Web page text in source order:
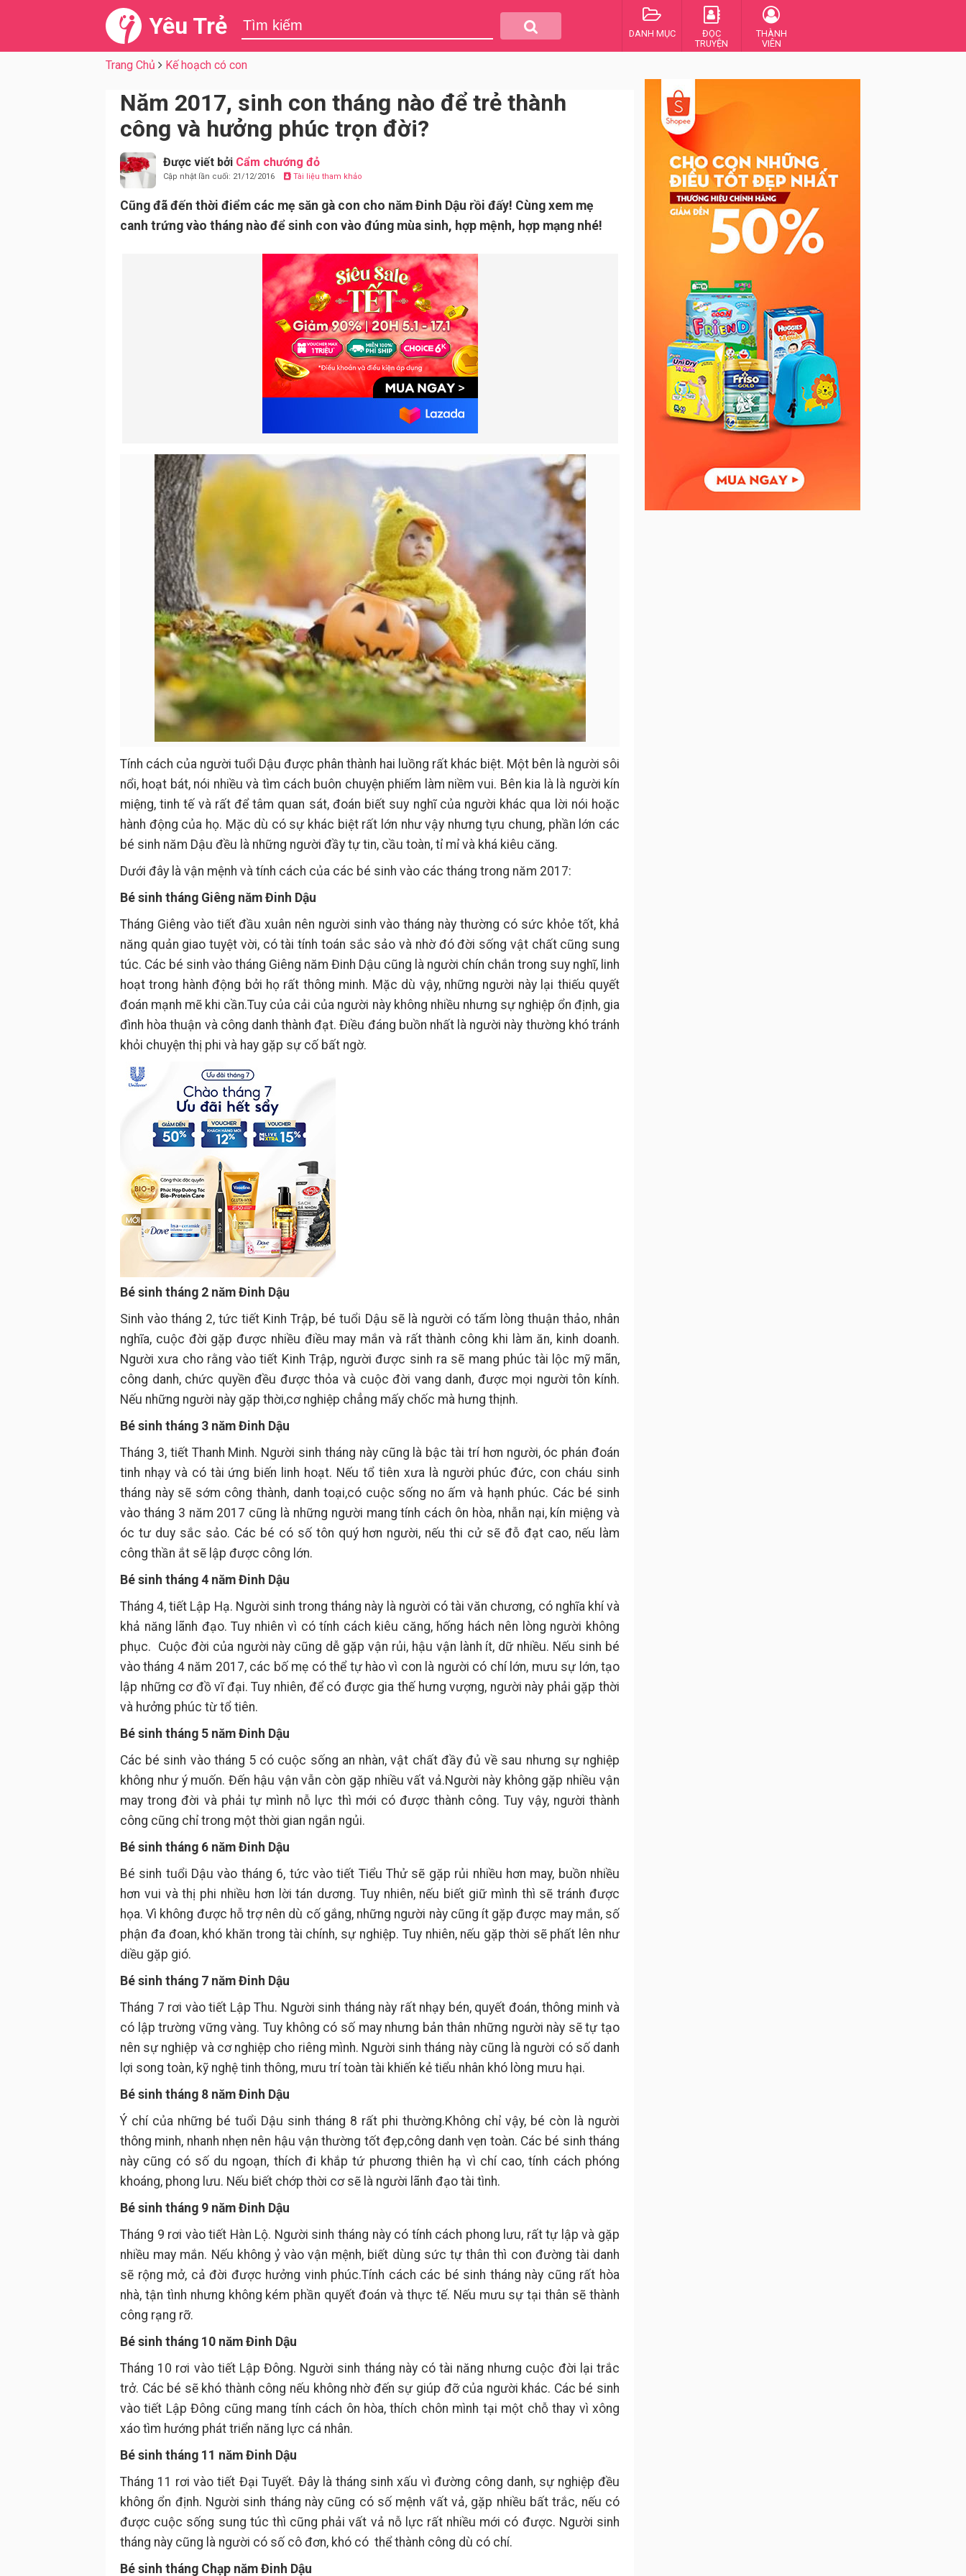
Yêu Trẻ DANH MỤC
ĐỌC
TRUYỆN
THÀNH
VIÊN
Trang Chủ Kế hoạch có con
Năm 2017, sinh con tháng nào để trẻ thành
công và hưởng phúc trọn đời?
Được viết bởi Cẩm chướng đỏ
Cập nhật lần cuối: 21/12/2016 Tài liệu tham khảo
Cũng đã đến thời điểm các mẹ săn gà con cho năm Đinh Dậu rồi đấy! Cùng xem mẹ
canh trứng vào tháng nào để sinh con vào đúng mùa sinh, hợp mệnh, hợp mạng nhé!
Tính cách của người tuổi Dậu được phân thành hai luồng rất khác biệt. Một bên là người sôi
nổi, hoạt bát, nói nhiều và tìm cách buôn chuyện phiếm làm niềm vui. Bên kia là là người kín
miệng, tinh tế và rất để tâm quan sát, đoán biết suy nghĩ của người khác qua lời nói hoặc
hành động của họ. Mặc dù có sự khác biệt rất lớn như vậy nhưng tựu chung, phần lớn các
bé sinh năm Dậu đều là những người đầy tự tin, cầu toàn, tỉ mỉ và khá kiêu căng.
Dưới đây là vận mệnh và tính cách của các bé sinh vào các tháng trong năm 2017:
Bé sinh tháng Giêng năm Đinh Dậu
Tháng Giêng vào tiết đầu xuân nên người sinh vào tháng này thường có sức khỏe tốt, khả
năng quản giao tuyệt vời, có tài tính toán sắc sảo và nhờ đó đời sống vật chất cũng sung
túc. Các bé sinh vào tháng Giêng năm Đinh Dậu cũng là người chín chắn trong suy nghĩ, linh
hoạt trong hành động bởi họ rất thông minh. Mặc dù vậy, những người này lại thiếu quyết
đoán mạnh mẽ khi cần.Tuy của cải của người này không nhiều nhưng sự nghiệp ổn định, gia
đình hòa thuận và công danh thành đạt. Điều đáng buồn nhất là người này thường khó tránh
khỏi chuyện thị phi và hay gặp sự cố bất ngờ.
Bé sinh tháng 2 năm Đinh Dậu
Sinh vào tháng 2, tức tiết Kinh Trập, bé tuổi Dậu sẽ là người có tấm lòng thuận thảo, nhân
nghĩa, cuộc đời gặp được nhiều điều may mắn và rất thành công khi làm ăn, kinh doanh.
Người xưa cho rằng vào tiết Kinh Trập, người được sinh ra sẽ mang phúc tài lộc mỹ mãn,
công danh, chức quyền đều được thỏa và cuộc đời vang danh, được mọi người tôn kính.
Nếu những người này gặp thời,cơ nghiệp chẳng mấy chốc mà hưng thịnh.
Bé sinh tháng 3 năm Đinh Dậu
Tháng 3, tiết Thanh Minh. Người sinh tháng này cũng là bậc tài trí hơn người, óc phán đoán
tinh nhạy và có tài ứng biến linh hoạt. Nếu tổ tiên xưa là người phúc đức, con cháu sinh
tháng này sẽ sớm công thành, danh toại,có cuộc sống no ấm và hạnh phúc. Các bé sinh
vào tháng 3 năm 2017 cũng là những người mang tính cách ôn hòa, nhẫn nại, kín miệng và
óc tư duy sắc sảo. Các bé có số tôn quý hơn người, nếu thi cử sẽ đỗ đạt cao, nếu làm
công thần ắt sẽ lập được công lớn.
Bé sinh tháng 4 năm Đinh Dậu
Tháng 4, tiết Lập Hạ. Người sinh trong tháng này là người có tài văn chương, có nghĩa khí và
khả năng lãnh đạo. Tuy nhiên vì có tính cách kiêu căng, hống hách nên lòng người không
phục. Cuộc đời của người này cũng dễ gặp vận rủi, hậu vận lành ít, dữ nhiều. Nếu sinh bé
vào tháng 4 năm 2017, các bố mẹ có thể tự hào vì con là người có chí lớn, mưu sự lớn, tạo
lập những cơ đồ vĩ đại. Tuy nhiên, để có được gia thế hưng vượng, người này phải gặp thời
và hưởng phúc từ tổ tiên.
Bé sinh tháng 5 năm Đinh Dậu
Các bé sinh vào tháng 5 có cuộc sống an nhàn, vật chất đầy đủ về sau nhưng sự nghiệp
không như ý muốn. Đến hậu vận vẫn còn gặp nhiều vất vả.Người này không gặp nhiều vận
may trong đời và phải tự mình nỗ lực thì mới có được thành công. Tuy vậy, người thành
công cũng chỉ trong một thời gian ngắn ngủi.
Bé sinh tháng 6 năm Đinh Dậu
Bé sinh tuổi Dậu vào tháng 6, tức vào tiết Tiểu Thử sẽ gặp rủi nhiều hơn may, buồn nhiều
hơn vui và thị phi nhiều hơn lời tán dương. Tuy nhiên, nếu biết giữ mình thì sẽ tránh được
họa. Vì không được hỗ trợ nên dù cố gắng, những người này cũng ít gặp được may mắn, số
phận đa đoan, khó khăn trong tài chính, sự nghiệp. Tuy nhiên, nếu gặp thời sẽ phất lên như
diều gặp gió.
Bé sinh tháng 7 năm Đinh Dậu
Tháng 7 rơi vào tiết Lập Thu. Người sinh tháng này rất nhạy bén, quyết đoán, thông minh và
có lập trường vững vàng. Tuy không có số may nhưng bản thân những người này sẽ tự tạo
nên sự nghiệp và cơ nghiệp cho riêng mình. Người sinh tháng này cũng là người có số danh
lợi song toàn, kỹ nghệ tinh thông, mưu trí toàn tài khiến kẻ tiểu nhân khó lòng mưu hại.
Bé sinh tháng 8 năm Đinh Dậu
Ý chí của những bé tuổi Dậu sinh tháng 8 rất phi thường.Không chỉ vậy, bé còn là người
thông minh, nhanh nhẹn nên hậu vận thường tốt đẹp,công danh vẹn toàn. Các bé sinh tháng
này cũng có số du ngoạn, thích đi khắp tứ phương thiên hạ vì chí cao, tính cách phóng
khoáng, phong lưu. Nếu biết chớp thời cơ sẽ là người lãnh đạo tài tình.
Bé sinh tháng 9 năm Đinh Dậu
Tháng 9 rơi vào tiết Hàn Lộ. Người sinh tháng này có tính cách phong lưu, rất tự lập và gặp
nhiều may mắn. Nếu không ỷ vào vận mệnh, biết dùng sức tự thân thì con đường tài danh
sẽ rộng mở, cả đời được hưởng vinh phúc.Tính cách các bé sinh tháng này cũng rất hòa
nhà, tận tình nhưng không kém phần quyết đoán và thực tế. Nếu mưu sự tại thân sẽ thành
công rạng rỡ.
Bé sinh tháng 10 năm Đinh Dậu
Tháng 10 rơi vào tiết Lập Đông. Người sinh tháng này có tài năng nhưng cuộc đời lại trắc
trở. Các bé sẽ khó thành công nếu không nhờ đến sự giúp đỡ của người khác. Các bé sinh
vào tiết Lập Đông cũng mang tính cách ôn hòa, thích chôn mình tại một chỗ thay vì xông
xáo tìm hướng phát triển năng lực cá nhân.
Bé sinh tháng 11 năm Đinh Dậu
Tháng 11 rơi vào tiết Đại Tuyết. Đây là tháng sinh xấu vì đường công danh, sự nghiệp đều
không ổn định. Người sinh tháng này cũng có số mệnh vất vả, gặp nhiều bất trắc, nếu có
được cuộc sống sung túc thì cũng phải vất vả nỗ lực rất nhiều mới có được. Người sinh
tháng này cũng là người có số cô đơn, khó có thể thành công dù có chí.
Bé sinh tháng Chạp năm Đinh Dậu